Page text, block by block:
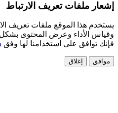
إشعار ملفات تعريف الارتباط
يستخدم هذا الموقع ملفات تعريف
وقياس الأداء وعرض المحتوى
فإنك توافق على استخدامنا لها وفق
موافق إغلاق